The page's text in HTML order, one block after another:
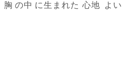
胸 の中 に生 まれた 心地 よい